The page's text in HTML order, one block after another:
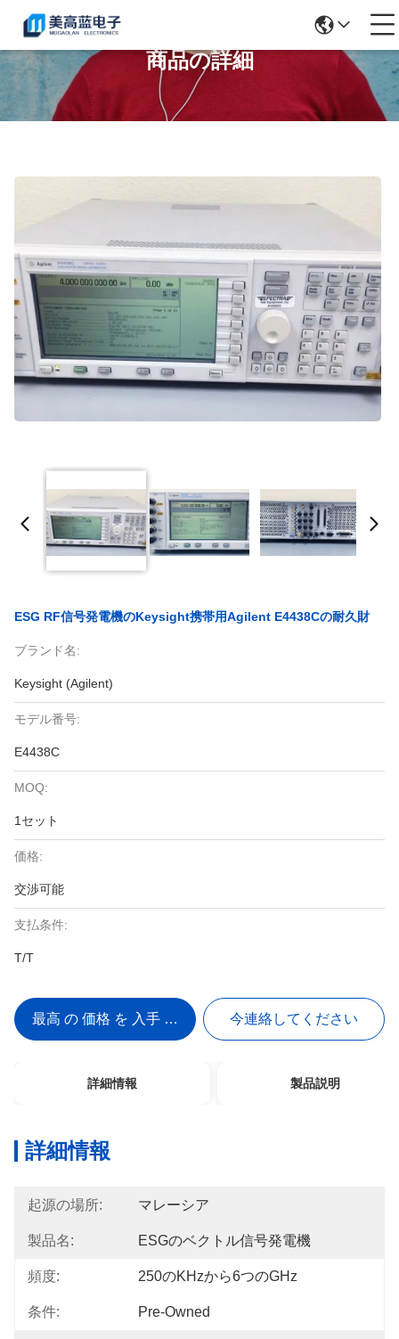
商品の詳細
ESG RF信号発電機のKeysight携帯用Agilent E4438Cの耐久財
ブランド名:
Keysight (Agilent)
モデル番号:
E4438C
MOQ:
1セット
価格:
交渉可能
支払条件:
T/T
最高 の 価格 を 入手 する 今連絡してください
詳細情報 製品説明
詳細情報
起源の場所: マレーシア
製品名: ESGのベクトル信号発電機
頻度: 250のkHzから6つのGHz
条件: Pre-Owned